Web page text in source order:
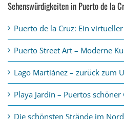
Sehenswürdigkeiten in Puerto de la
Puerto de la Cruz: Ein
Puerto Street Art – Moderne
Lago Martiánez – zurück zum
Playa Jardín – Puertos
Die schönsten Strände im